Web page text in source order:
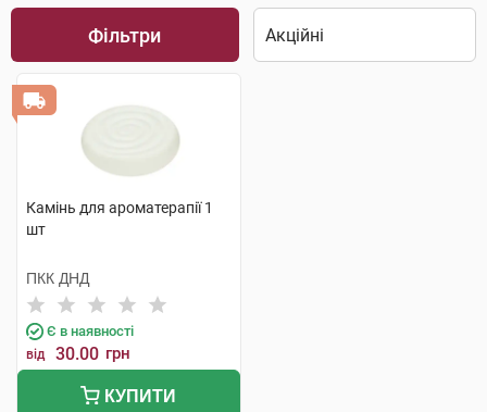
Фільтри
Камінь для ароматерапії 1
шт
ПКК ДНД
Є в наявності
від 30.00 грн
КУПИТИ